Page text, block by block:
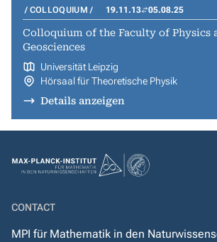
COLLOQUIUM 19.11.13 05.08.25
Colloquium of the Faculty of Physics
Geosciences
Universität Leipzig
Hörsaal für Theoretische Physik
Details anzeigen
CONTACT
MPI für Mathematik in den